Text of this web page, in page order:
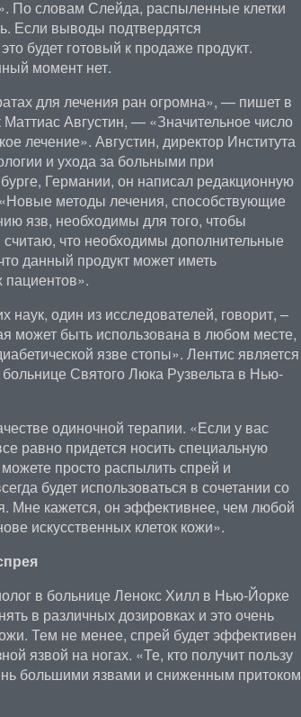
По словам Слейда, распыленные клетки
Если выводы подтвердятся
будет готовый к продаже продукт.
момент нет.
для лечения ран огромна», — пишет в
Августин, — «Значительное число
лечение». Августин, директор Института
и ухода за больными при
Германии, он написал редакционную
методы лечения, способствующие
язв, необходимы для того, чтобы
что необходимы дополнительные
данный продукт может иметь
пациентов».
наук, один из исследователей, говорит, –
может быть использована в любом месте,
язве стопы». Лентис является
Святого Люка Рузвельта в Нью-
одиночной терапии. «Если у вас
равно придется носить специальную
просто распылить спрей и
будет использоваться в сочетании со
Мне кажется, он эффективнее, чем любой
искусственных клеток кожи».
в больнице Ленокс Хилл в Нью-Йорке
в различных дозировках и это очень
Тем не менее, спрей будет эффективен
язвой на ногах. «Те, кто получит пользу
большими язвами и сниженным притоком